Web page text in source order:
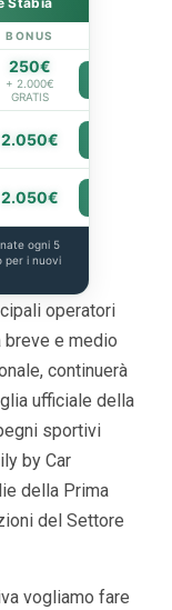
BONUS
250€
+ 2.000€
GRATIS
2.050€
2.050€
ogni 5
per i nuovi
operatori
breve e medio
continuerà
ufficiale della
sportivi
by Car
della Prima
del Settore
vogliamo fare